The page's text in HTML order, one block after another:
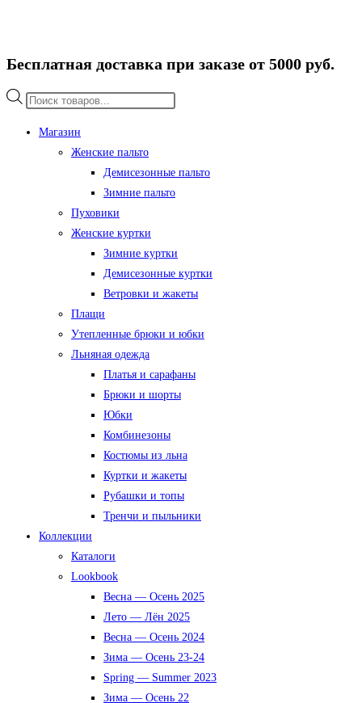
Бесплатная доставка при заказе от 5000 руб.
Поиск
Магазин
Женские пальто
Демисезонные пальто
Зимние пальто
Пуховики
Женские куртки
Зимние куртки
Демисезонные куртки
Ветровки и жакеты
Плащи
Утепленные брюки и юбки
Льняная одежда
Платья и сарафаны
Брюки и шорты
Юбки
Комбинезоны
Костюмы из льна
Куртки и жакеты
Рубашки и топы
Тренчи и пыльники
Коллекции
Каталоги
Lookbook
Весна — Осень 2025
Лето — Лён 2025
Весна — Осень 2024
Зима — Осень 23-24
Spring — Summer 2023
Зима — Осень 22